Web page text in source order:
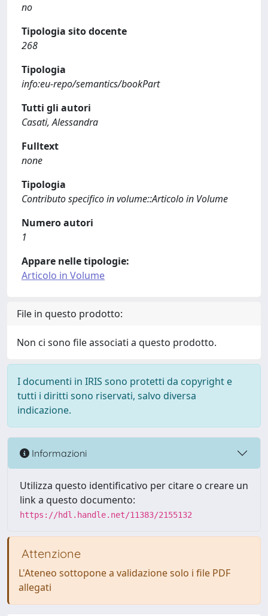
no
Tipologia sito docente
268
Tipologia
info:eu-repo/semantics/bookPart
Tutti gli autori
Casati, Alessandra
Fulltext
none
Tipologia
Contributo specifico in volume::Articolo in Volume
Numero autori
1
Appare nelle tipologie:
Articolo in Volume
File in questo prodotto:
Non ci sono file associati a questo prodotto.
I documenti in IRIS sono protetti da copyright e
tutti i diritti sono riservati, salvo diversa
indicazione.
Informazioni
Utilizza questo identificativo per citare o creare un
link a questo documento:
https://hdl.handle.net/11383/2155132
Attenzione
L'Ateneo sottopone a validazione solo i file PDF
allegati